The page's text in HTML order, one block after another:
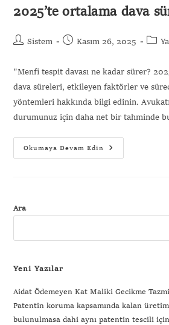
2025’te ortalama dava
Sistem Kasım 26, 2025
"Menfi tespit davası ne kadar sürer?
dava süreleri, etkileyen faktörler ve
yöntemleri hakkında bilgi edinin.
durumunuz için daha net bir tahminde
Okumaya Devam Edin
Ara
Yeni Yazılar
Aidat Ödemeyen Kat Maliki Gecikme
Patentin koruma kapsamında kalan
bulunulmasa dahi aynı patentin tescili için